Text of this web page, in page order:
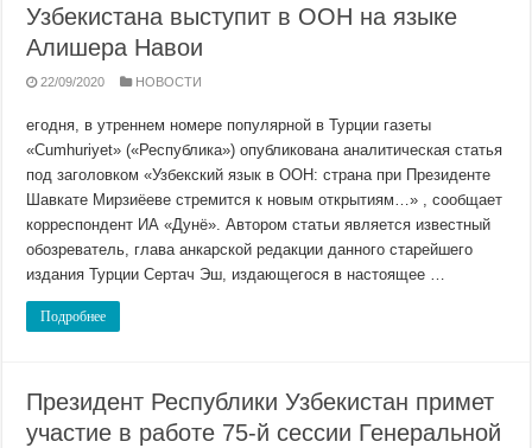
Узбекистана выступит в ООН на языке
Алишера Навои
22/09/2020 НОВОСТИ
егодня, в утреннем номере популярной в Турции газеты
«Cumhuriyet» («Республика») опубликована аналитическая статья
под заголовком «Узбекский язык в ООН: страна при Президенте
Шавкате Мирзиёеве стремится к новым открытиям…» , сообщает
корреспондент ИА «Дунё». Автором статьи является известный
обозреватель, глава анкарской редакции данного старейшего
издания Турции Сертач Эш, издающегося в настоящее …
Подробнее
Президент Республики Узбекистан примет
участие в работе 75-й сессии Генеральной